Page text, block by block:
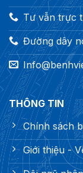
Tư vẫn trực
Đường dây
THÔNG TIN
Chính sách
Giới thiệu -